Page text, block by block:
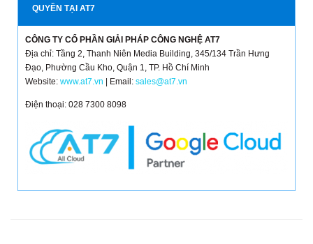
QUYỀN TẠI AT7
CÔNG TY CỔ PHẦN GIẢI PHÁP CÔNG NGHỆ AT7
Địa chỉ: Tầng 2, Thanh Niên Media Building, 345/134 Trần Hưng
Đạo, Phường Cầu Kho, Quận 1, TP. Hồ Chí Minh
Website: www.at7.vn | Email: sales@at7.vn
Điện thoại: 028 7300 8098